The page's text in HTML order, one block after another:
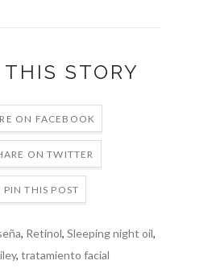
STORY
ON FACEBOOK
ON TWITTER
PIN THIS POST
, Retinol, Sleeping night oil,
, tratamiento facial